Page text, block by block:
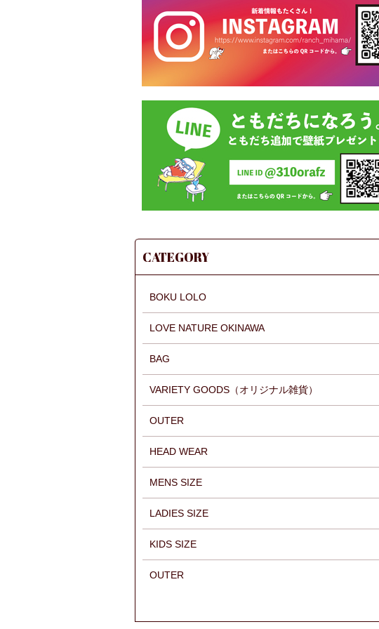
CATEGORY
BOKU LOLO
LOVE NATURE OKINAWA
BAG
VARIETY GOODS（オリジナル雑貨）
OUTER
HEAD WEAR
MENS SIZE
LADIES SIZE
KIDS SIZE
OUTER